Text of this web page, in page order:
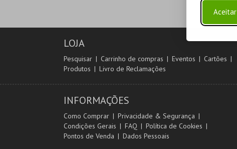
Aceitar
LOJA
Pesquisar Carrinho de compras Eventos
Cartões
Produtos
Livro de Reclamações
INFORMAÇÕES
Como Comprar
Privacidade & Segurança
Condições Gerais
FAQ
Política de Cookies
Pontos de Venda
Dados Pessoais